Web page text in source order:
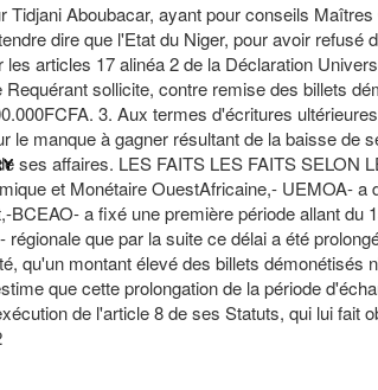
Aboubacar, ayant pour conseils
dire que l'Etat du Niger, pour avoir
articles 17 alinéa 2 de la Déclaration
sollicite, contre remise des billets
3. Aux termes d'écritures
manque à gagner résultant de la baisse de
ses affaires. LES FAITS LES FAITS
et Monétaire OuestAfricaine,- UEMOA-
a fixé une première période allant
que par la suite ce délai a été
qu'un montant élevé des billets
que cette prolongation de la période
de l'article 8 de ses Statuts, qui lui